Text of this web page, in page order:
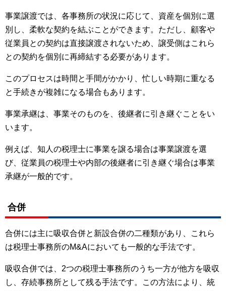
事業譲渡では、各事務所の状況に応じて、資産を個別に選
別し、柔軟な契約を結ぶことができます。ただし、顧客や
従業員との契約は直接譲渡されないため、譲受側はこれら
との契約を個別に再締結する必要があります。
このプロセスは時間と手間がかかり、忙しい時期に重なる
と手続きが複雑になる場合もあります。
事業承継は、事業そのものを、後継者に引き継ぐことをい
います。
例えば、知人の税理士に事業を譲る場合は事業譲渡を選
び、従業員の税理士や内部の後継者に引き継ぐ場合は事業
承継が一般的です。
合併
合併には主に吸収合併と新設合併の二種類があり、これら
は税理士事務所のM&Aにおいても一般的な手法です。
吸収合併では、2つの税理士事務所のうち一方が他方を吸収
し、存続事務所として残る手法です。この方法により、統